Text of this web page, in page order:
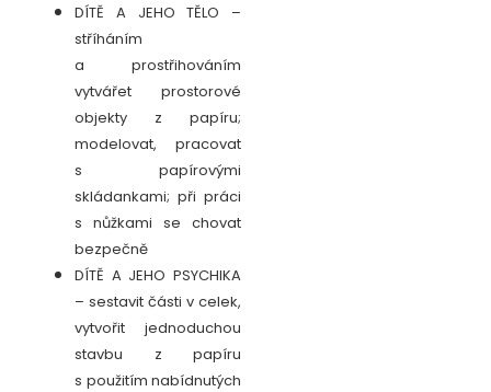
DÍTĚ A JEHO TĚLO –
stříháním
a prostřihováním
vytvářet prostorové
objekty z papíru;
modelovat, pracovat
s papírovými
skládankami; při práci
s nůžkami se chovat
bezpečně
DÍTĚ A JEHO PSYCHIKA
– sestavit části v celek,
vytvořit jednoduchou
stavbu z papíru
s použitím nabídnutých